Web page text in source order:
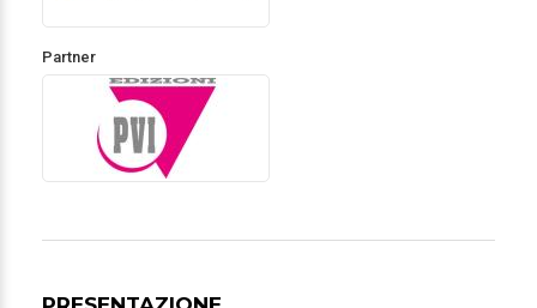
Partner